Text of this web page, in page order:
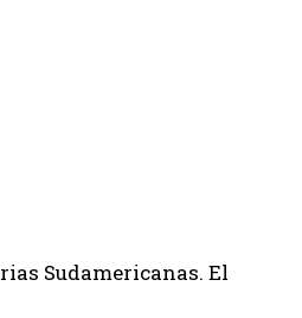
Sudamericanas. El